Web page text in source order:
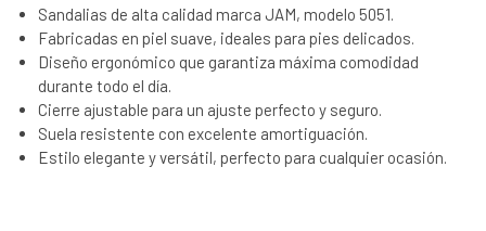
Sandalias de alta calidad marca JAM, modelo 5051.
Fabricadas en piel suave, ideales para pies delicados.
Diseño ergonómico que garantiza máxima comodidad
durante todo el día.
Cierre ajustable para un ajuste perfecto y seguro.
Suela resistente con excelente amortiguación.
Estilo elegante y versátil, perfecto para cualquier ocasión.